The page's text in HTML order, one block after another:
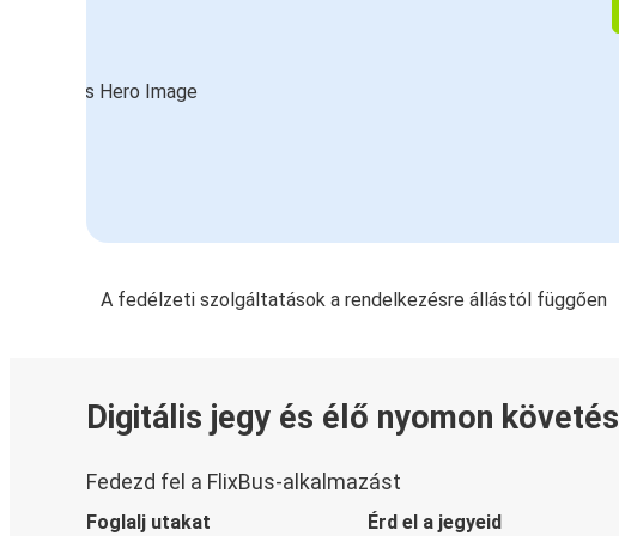
A fedélzeti szolgáltatások a rendelkezésre állástól függően
Digitális jegy és élő nyomon követés
Fedezd fel a FlixBus-alkalmazást
Foglalj utakat Érd el a jegyeid